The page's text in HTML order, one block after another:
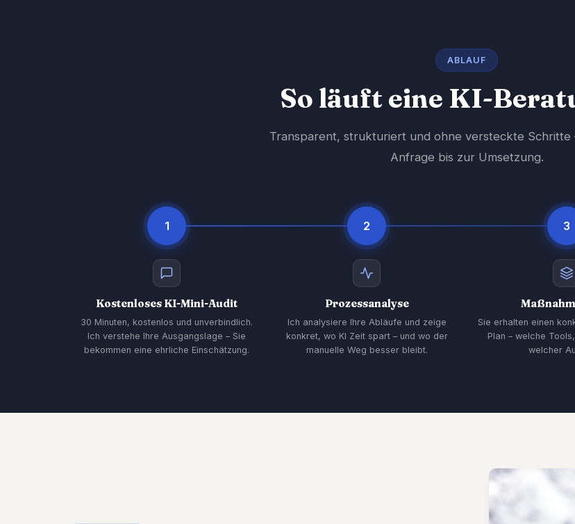
ABLAUF
So läuft eine KI-
Transparent, strukturiert und ohne versteckte Schritte
Anfrage bis zur Umsetzung.
1
Kostenloses KI-Mini-Audit
30 Minuten, kostenlos und unverbindlich.
Ich verstehe Ihre Ausgangslage – Sie
bekommen eine ehrliche Einschätzung.
2
Prozessanalyse
Ich analysiere Ihre Abläufe und zeige
konkret, wo KI Zeit spart – und wo der
manuelle Weg besser bleibt.
3
Sie erhalten einen
Plan – welche
welcher